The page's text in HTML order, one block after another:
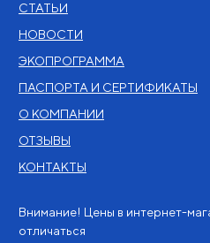
ПАСПОРТА И СЕРТИФИКАТЫ
СТАТЬИ
Внимание! Цены в интернет-
отличаться
НОВОСТИ
ЭКОПРОГРАММА
О КОМПАНИИ
КОНТАКТЫ
ОТЗЫВЫ